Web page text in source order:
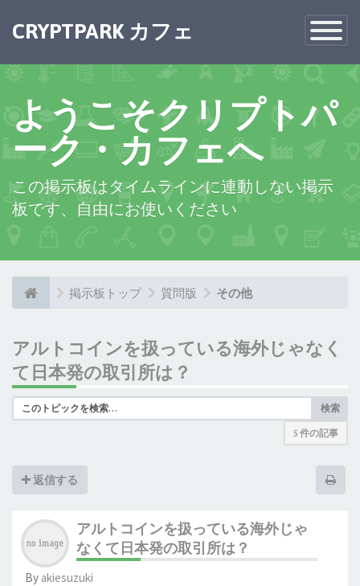
Toggle
CRYPTPARK カフェ ×
ようこそクリプトパ
ーク・カフェへ
この掲示板はタイムラインに連動しない掲示
板です、自由にお使いください
掲示板トップ 質問版 その他
アルトコインを扱っている海外じゃなく
て日本発の取引所は？
検索
5 件の記事
返信する
アルトコインを扱っている海外じゃ
なくて日本発の取引所は？
By akiesuzuki